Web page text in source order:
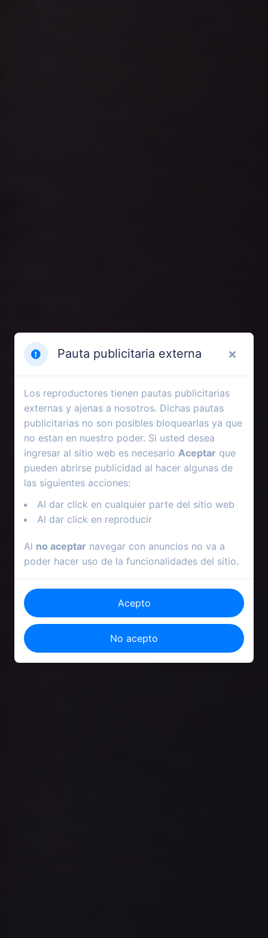
Pauta publicitaria externa
Los reproductores tienen pautas publicitarias
externas y ajenas a nosotros. Dichas pautas
publicitarias no son posibles bloquearlas ya que
no estan en nuestro poder. Si usted desea
ingresar al sitio web es necesario Aceptar que
pueden abrirse publicidad al hacer algunas de
las siguientes acciones:
Al dar click en cualquier parte del sitio web
Al dar click en reproducir
Al no aceptar navegar con anuncios no va a
poder hacer uso de la funcionalidades del sitio.
Acepto
No acepto